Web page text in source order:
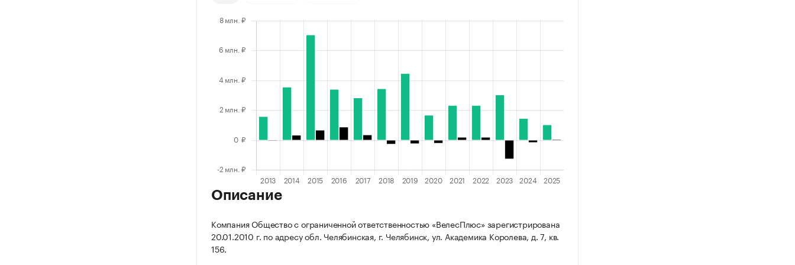
Описание
Компания Общество с ограниченной ответственностью «ВелесПлюс» зарегистрирована
20.01.2010 г. по адресу обл. Челябинская, г. Челябинск, ул. Академика Королева, д. 7, кв.
156.